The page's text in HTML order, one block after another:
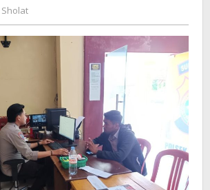
Lihat
Darah